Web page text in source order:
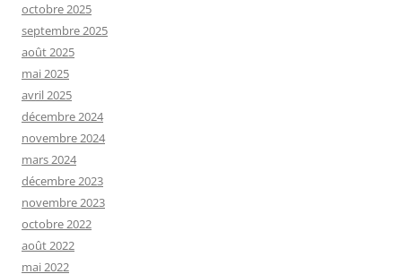
octobre 2025
septembre 2025
août 2025
mai 2025
avril 2025
décembre 2024
novembre 2024
mars 2024
décembre 2023
novembre 2023
octobre 2022
août 2022
mai 2022